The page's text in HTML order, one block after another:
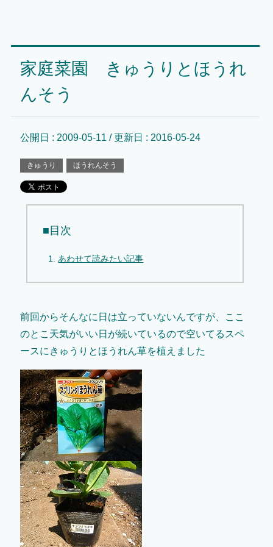
家庭菜園 きゅうりとほうれ
んそう
公開日 : 2009-05-11 / 更新日 : 2016-05-24
きゅうり ほうれんそう
■目次
あわせて読みたい記事
前回からそんなに日は立っていないんですが、ここ
のとこ天気がいい日が続いているので空いてるスペ
ースにきゅうりとほうれん草を植えました